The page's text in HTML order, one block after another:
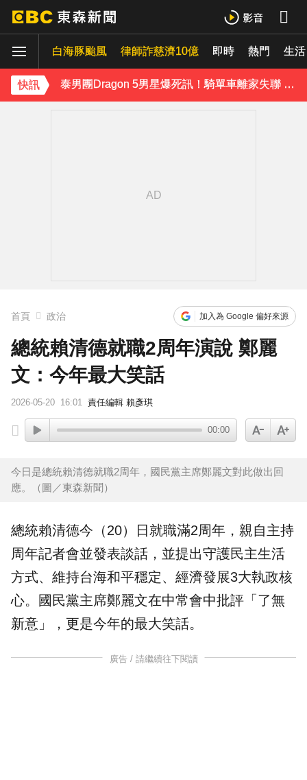
白海豚颱風 律師詐慈濟10億 即時 熱門 生活
快訊
SEVENTEEN勝寬、Dino同天入伍！玟奎9月服替代役
泰男團Dragon 5男星爆死訊！騎單車離家失聯 陳屍河中驚見「20公斤重物」
首頁 政治 加入為 Google 偏好來源
總統賴清德就職2周年演說 鄭麗
文：今年最大笑話
2026-05-20 16:01 責任編輯 賴彥琪
00:00
今日是總統賴清德就職2周年，國民黨主席鄭麗文對此做出回
應。（圖／東森新聞）
總統賴清德今（20）日 就職滿2周年 ，親自主持
周年記者會並發表談話，並提出守護民主生活
方式、維持台海和平穩定、經濟發展3大執政核
心。國民黨主席鄭麗文在中常會中批評「了無
新意」，更是今年的最大笑話。
廣告 / 請繼續往下閱讀